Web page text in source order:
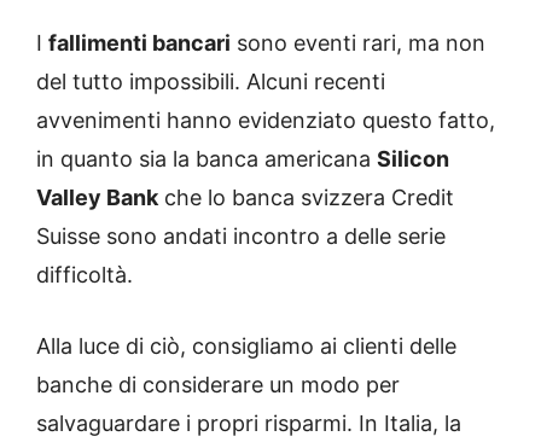
I fallimenti bancari sono eventi rari, ma non
del tutto impossibili. Alcuni recenti
avvenimenti hanno evidenziato questo fatto,
in quanto sia la banca americana Silicon
Valley Bankche lo banca svizzera Credit
Suisse sono andati incontro a delle serie
difficoltà.
Alla luce di ciò, consigliamo ai clienti delle
banche di considerare un modo per
salvaguardare i propri risparmi. In Italia, la